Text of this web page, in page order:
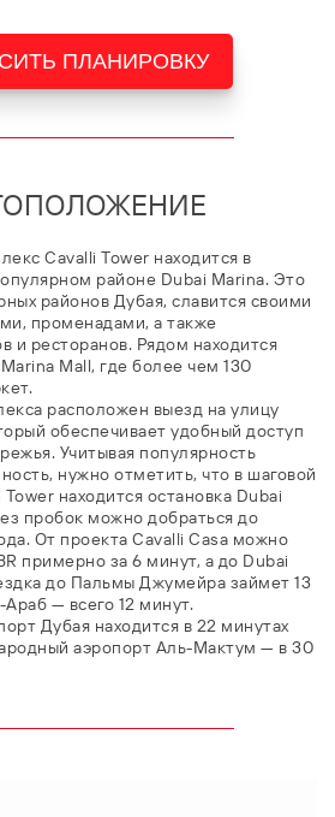
ПЛАНИРОВКУ
Cavalli Tower находится в
районе Dubai Marina. Это
районов Дубая, славится своими
променадами, а также
и ресторанов. Рядом находится
Mall, где более чем 130
расположен выезд на улицу
обеспечивает удобный доступ
Учитывая популярность
нужно отметить, что в шаговой
находится остановка Dubai
пробок можно добраться до
От проекта Cavalli Casa можно
примерно за 6 минут, а до Dubai
до Пальмы Джумейра займет 13
— всего 12 минут.
Дубая находится в 22 минутах
аэропорт Аль-Мактум — в 30